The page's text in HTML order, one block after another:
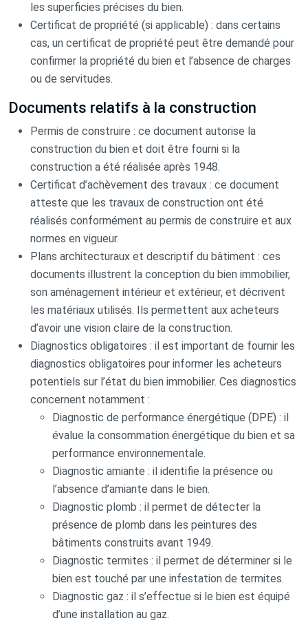
les superficies précises du bien.
Certificat de propriété (si applicable) : dans certains
cas, un certificat de propriété peut être demandé pour
confirmer la propriété du bien et l’absence de charges
ou de servitudes.
Documents relatifs à la construction
Permis de construire : ce document autorise la
construction du bien et doit être fourni si la
construction a été réalisée après 1948.
Certificat d’achèvement des travaux : ce document
atteste que les travaux de construction ont été
réalisés conformément au permis de construire et aux
normes en vigueur.
Plans architecturaux et descriptif du bâtiment : ces
documents illustrent la conception du bien immobilier,
son aménagement intérieur et extérieur, et décrivent
les matériaux utilisés. Ils permettent aux acheteurs
d’avoir une vision claire de la construction.
Diagnostics obligatoires : il est important de fournir les
diagnostics obligatoires pour informer les acheteurs
potentiels sur l’état du bien immobilier. Ces diagnostics
concernent notamment :
Diagnostic de performance énergétique (DPE) : il
évalue la consommation énergétique du bien et sa
performance environnementale.
Diagnostic amiante : il identifie la présence ou
l’absence d’amiante dans le bien.
Diagnostic plomb : il permet de détecter la
présence de plomb dans les peintures des
bâtiments construits avant 1949.
Diagnostic termites : il permet de déterminer si le
bien est touché par une infestation de termites.
Diagnostic gaz : il s’effectue si le bien est équipé
d’une installation au gaz.